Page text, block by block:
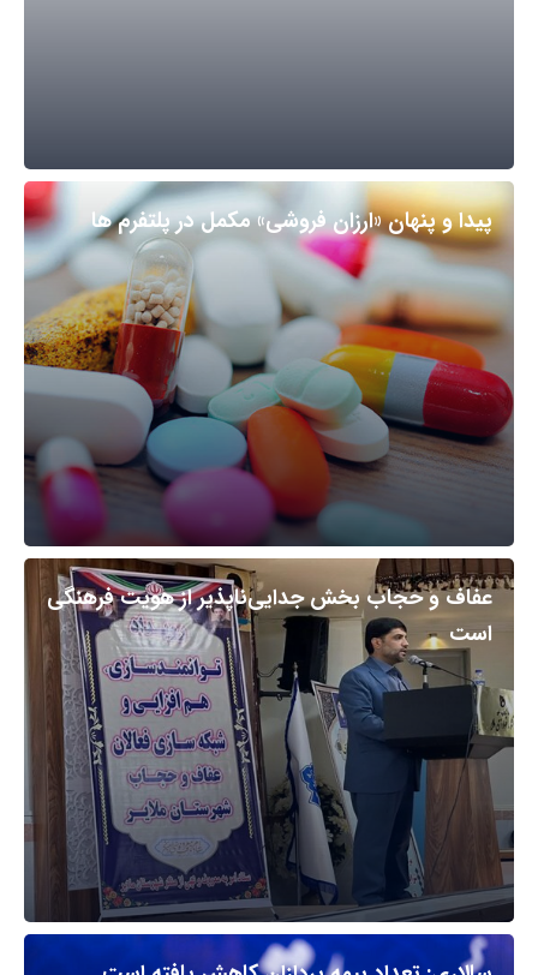
پیدا و پنهان «ارزان فروشی» مکمل در پلتفرم ها
عفاف و حجاب بخش جدایی‌ناپذیر از هویت فرهنگی
است